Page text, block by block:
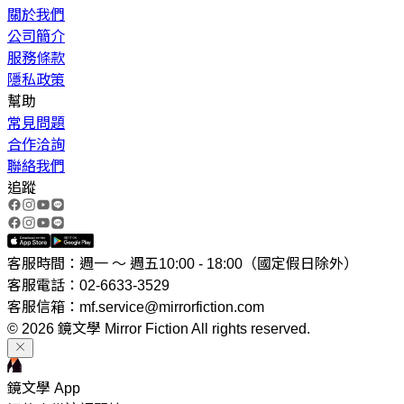
關於我們
公司簡介
服務條款
隱私政策
幫助
常見問題
合作洽詢
聯絡我們
追蹤
客服時間：週一 ～ 週五10:00 - 18:00（國定假日除外）
客服電話：02-6633-3529
客服信箱：mf.service@mirrorfiction.com
© 2026 鏡文學 Mirror Fiction All rights reserved.
鏡文學 App